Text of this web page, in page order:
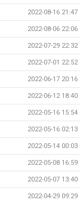
2022-08-16 21:47
2022-08-06 22:06
2022-07-29 22:32
2022-07-01 22:52
2022-06-17 20:16
2022-06-12 18:40
2022-05-16 15:54
2022-05-16 02:13
2022-05-14 00:03
2022-05-08 16:59
2022-05-07 13:40
2022-04-29 09:29